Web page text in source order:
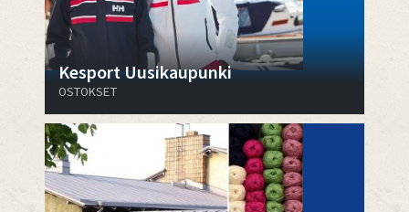
Kesport Uusikaupunki
OSTOKSET